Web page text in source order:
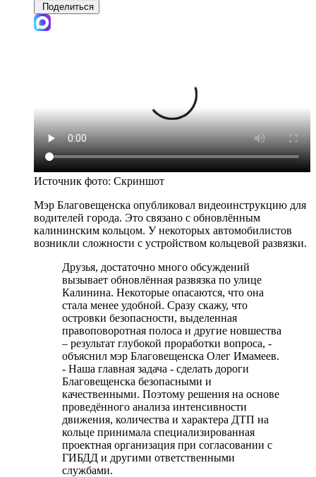
Поделиться
Источник фото: Скриншот
Мэр Благовещенска опубликовал видеоинструкцию для
водителей города. Это связано с обновлённым
калининским кольцом. У некоторых автомобилистов
возникли сложности с устройством кольцевой развязки.
Друзья, достаточно много обсуждений
вызывает обновлённая развязка по улице
Калинина. Некоторые опасаются, что она
стала менее удобной. Сразу скажу, что
островки безопасности, выделенная
правоповоротная полоса и другие новшества
– результат глубокой проработки вопроса, -
объяснил мэр Благовещенска Олег Имамеев.
- Наша главная задача - сделать дороги
Благовещенска безопасными и
качественными. Поэтому решения на основе
проведённого анализа интенсивности
движения, количества и характера ДТП на
кольце принимала специализированная
проектная организация при согласовании с
ГИБДД и другими ответственными
службами.